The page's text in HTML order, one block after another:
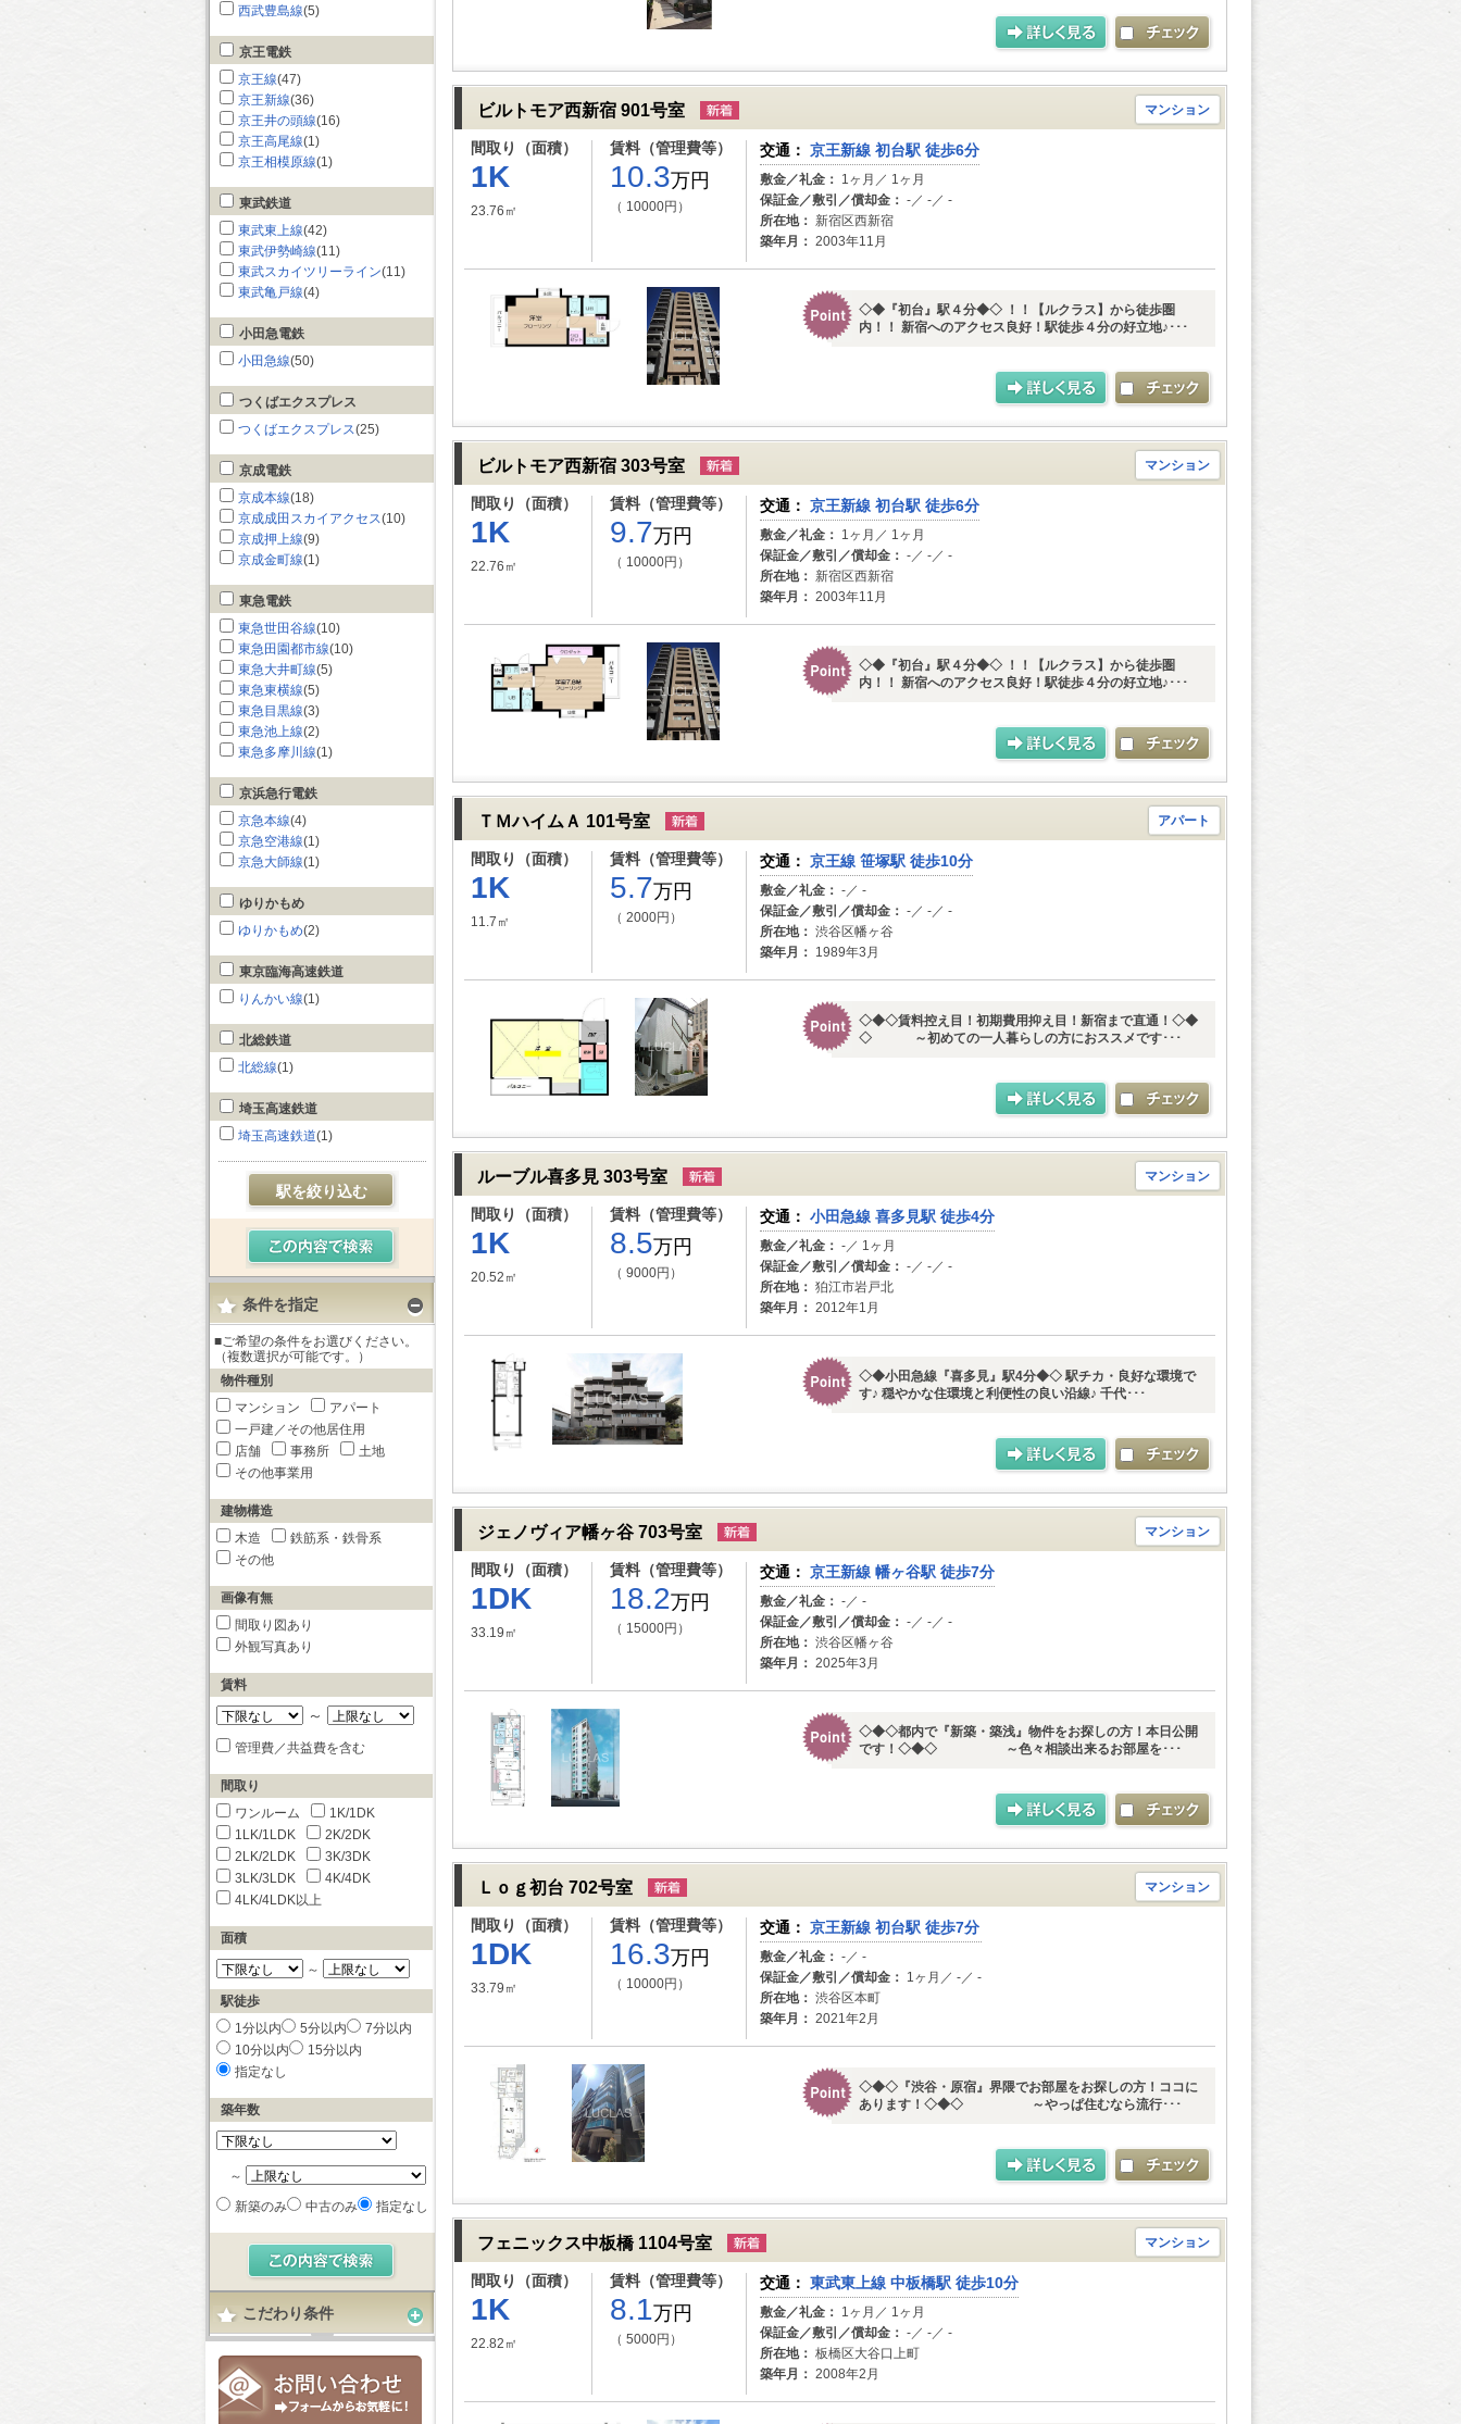
西武豊島線(5)
京王電鉄
京王線(47)
京王新線(36)
京王井の頭線(16)
京王高尾線(1)
京王相模原線(1)
東武鉄道
東武東上線(42)
東武伊勢崎線(11)
東武スカイツリーライン(11)
東武亀戸線(4)
小田急電鉄
小田急線(50)
つくばエクスプレス
つくばエクスプレス(25)
京成電鉄
京成本線(18)
京成成田スカイアクセス(10)
京成押上線(9)
京成金町線(1)
東急電鉄
東急世田谷線(10)
東急田園都市線(10)
東急大井町線(5)
東急東横線(5)
東急目黒線(3)
東急池上線(2)
東急多摩川線(1)
京浜急行電鉄
京急本線(4)
京急空港線(1)
京急大師線(1)
ゆりかもめ
ゆりかもめ(2)
東京臨海高速鉄道
りんかい線(1)
北総鉄道
北総線(1)
埼玉高速鉄道
埼玉高速鉄道(1)
駅を絞り込む
条件を指定
■ご希望の条件をお選びください。
（複数選択が可能です。）
物件種別
マンション
アパート
一戸建／その他居住用
店舗
事務所
土地
その他事業用
建物構造
木造
鉄筋系・鉄骨系
その他
画像有無
間取り図あり
外観写真あり
賃料
～
管理費／共益費を含む
間取り
ワンルーム
1K/1DK
1LK/1LDK
2K/2DK
2LK/2LDK
3K/3DK
3LK/3LDK
4K/4DK
4LK/4LDK以上
面積
～
駅徒歩
1分以内
5分以内
7分以内
10分以内
15分以内
指定なし
築年数
～
新築のみ
中古のみ 指定なし
こだわり条件
ビルトモア西新宿 901号室 マンション
間取り（面積）
1K
23.76㎡
賃料（管理費等）
10.3万円
（ 10000円）
交通： 京王新線 初台駅 徒歩6分
敷金／礼金： 1ヶ月／ 1ヶ月
保証金／敷引／償却金： -／ -／ -
所在地： 新宿区西新宿
築年月： 2003年11月
◇◆『初台』駅４分◆◇ ！！【ルクラス】から徒歩圏
内！！ 新宿へのアクセス良好！駅徒歩４分の好立地♪･･･
ビルトモア西新宿 303号室 マンション
間取り（面積）
1K
22.76㎡
賃料（管理費等）
9.7万円
（ 10000円）
交通： 京王新線 初台駅 徒歩6分
敷金／礼金： 1ヶ月／ 1ヶ月
保証金／敷引／償却金： -／ -／ -
所在地： 新宿区西新宿
築年月： 2003年11月
◇◆『初台』駅４分◆◇ ！！【ルクラス】から徒歩圏
内！！ 新宿へのアクセス良好！駅徒歩４分の好立地♪･･･
ＴＭハイムＡ 101号室 アパート
間取り（面積）
1K
11.7㎡
賃料（管理費等）
5.7万円
（ 2000円）
交通： 京王線 笹塚駅 徒歩10分
敷金／礼金： -／ -
保証金／敷引／償却金： -／ -／ -
所在地： 渋谷区幡ヶ谷
築年月： 1989年3月
◇◆◇賃料控え目！初期費用抑え目！新宿まで直通！◇◆
◇ ～初めての一人暮らしの方におススメです･･･
ルーブル喜多見 303号室 マンション
間取り（面積）
1K
20.52㎡
賃料（管理費等）
8.5万円
（ 9000円）
交通： 小田急線 喜多見駅 徒歩4分
敷金／礼金： -／ 1ヶ月
保証金／敷引／償却金： -／ -／ -
所在地： 狛江市岩戸北
築年月： 2012年1月
◇◆小田急線『喜多見』駅4分◆◇ 駅チカ・良好な環境で
す♪ 穏やかな住環境と利便性の良い沿線♪ 千代･･･
ジェノヴィア幡ヶ谷 703号室 マンション
間取り（面積）
1DK
33.19㎡
賃料（管理費等）
18.2万円
（ 15000円）
交通： 京王新線 幡ヶ谷駅 徒歩7分
敷金／礼金： -／ -
保証金／敷引／償却金： -／ -／ -
所在地： 渋谷区幡ヶ谷
築年月： 2025年3月
◇◆◇都内で『新築・築浅』物件をお探しの方！本日公開
です！◇◆◇ ～色々相談出来るお部屋を･･･
Ｌｏｇ初台 702号室 マンション
間取り（面積）
1DK
33.79㎡
賃料（管理費等）
16.3万円
（ 10000円）
交通： 京王新線 初台駅 徒歩7分
敷金／礼金： -／ -
保証金／敷引／償却金： 1ヶ月／ -／ -
所在地： 渋谷区本町
築年月： 2021年2月
◇◆◇『渋谷・原宿』界隈でお部屋をお探しの方！ココに
あります！◇◆◇ ～やっぱ住むなら流行･･･
フェニックス中板橋 1104号室 マンション
間取り（面積）
1K
22.82㎡
賃料（管理費等）
8.1万円
（ 5000円）
交通： 東武東上線 中板橋駅 徒歩10分
敷金／礼金： 1ヶ月／ 1ヶ月
保証金／敷引／償却金： -／ -／ -
所在地： 板橋区大谷口上町
築年月： 2008年2月